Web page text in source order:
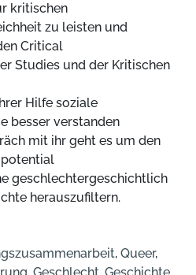
kritischen
zu leisten und
Critical
Studies und der Kritischen
Hilfe soziale
besser verstanden
mit ihr geht es um den
potential
geschlechtergeschichtlich
herauszufiltern.
, Queer,